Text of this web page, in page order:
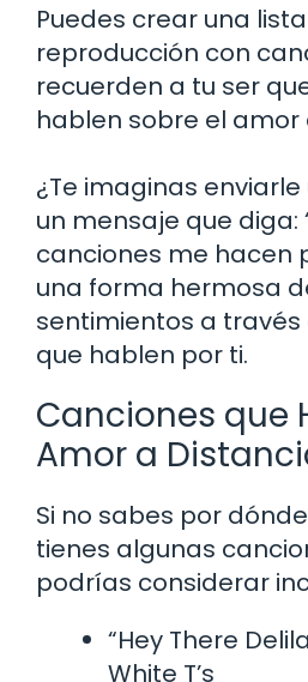
Puedes crear una
reproducción con
recuerden a tu ser
hablen sobre el amor
¿Te imaginas
un mensaje que diga:
canciones me hacen
una forma hermosa
sentimientos a
que hablen por ti.
Canciones que
Amor a
Si no sabes por
tienes algunas
podrías considerar
“Hey There
White T’s